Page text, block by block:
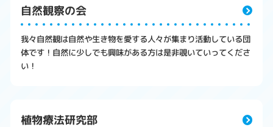
自然観察の会
我々自然観は自然や生き物を愛する人々が集まり活動している団
体です！自然に少しでも興味がある方は是非覗いていってくださ
い！
植物療法研究部